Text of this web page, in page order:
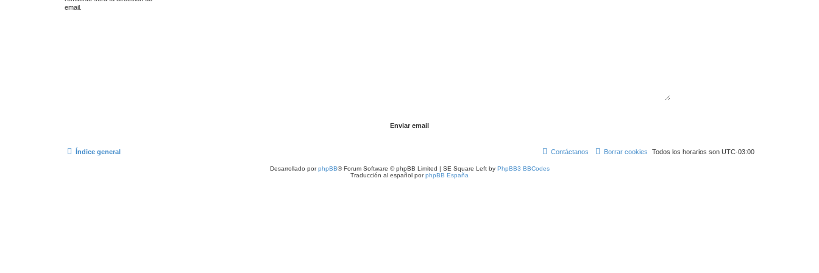
email.
Índice general Todos los horarios son UTC-03:00
Borrar cookies
Contáctanos
Desarrollado porphpBB® Forum Software © phpBB Limited | SE Square Left by PhpBB3 BBCodes
Traducción al español porphpBB España